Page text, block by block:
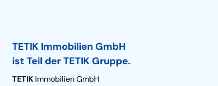
TETIK Immobilien GmbH
ist Teil der TETIK Gruppe.
TETIK Immobilien GmbH